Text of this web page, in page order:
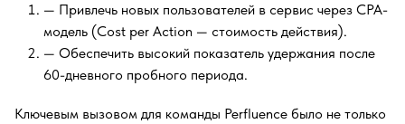
— Привлечь новых пользователей в сервис через CPA-
модель (Cost per Action — стоимость действия).
— Обеспечить высокий показатель удержания после
60-дневного пробного периода.
Ключевым вызовом для команды Perfluence было не только